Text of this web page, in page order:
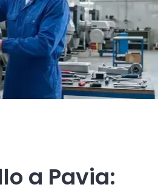
a Pavia: